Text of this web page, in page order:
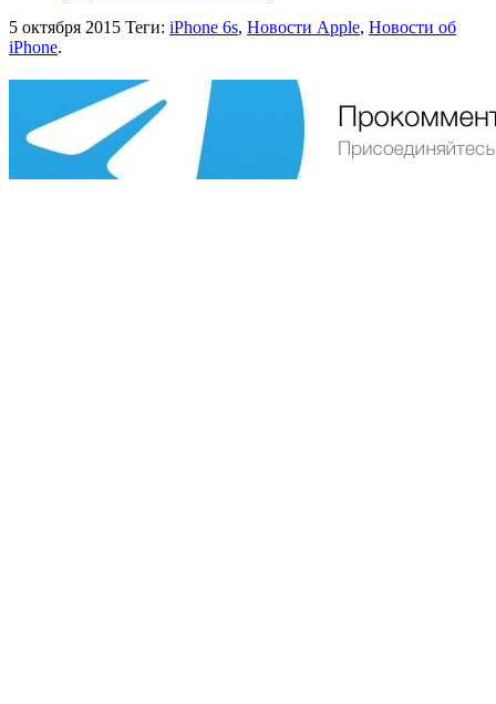
5 октября 2015 Теги: iPhone 6s, Новости Apple, Новости об
iPhone.